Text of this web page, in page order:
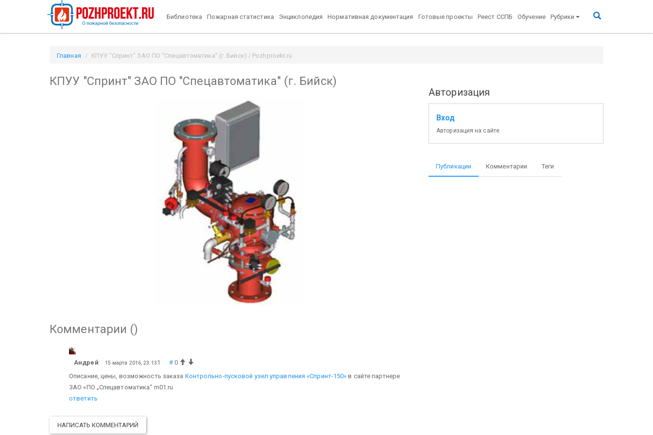
Библиотека Пожарная статистика Энциклопедия Нормативная документация Готовые проекты Реест ССПБ Обучение Рубрики
Главная КПУУ "Спринт" ЗАО ПО "Спецавтоматика" (г. Бийск) / Pozhproekt.ru
КПУУ "Спринт" ЗАО ПО "Спецавтоматика" (г. Бийск)
Комментарии ()
Андрей 15 марта 2016, 23:131 # 0
Описание, цены, возможность заказа Контрольно-пусковой узел управления «Спринт-150» в сайте партнере
ЗАО «ПО „Спецавтоматика“ m01.ru
ответить
НАПИСАТЬ КОММЕНТАРИЙ
Авторизация
Вход
Авторизация на сайте.
Публикации Комментарии Теги